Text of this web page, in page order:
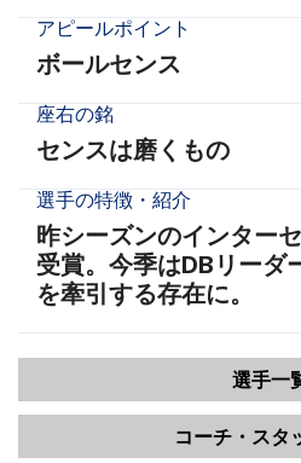
アピールポイント
ボールセンス
座右の銘
センスは磨くもの
選手の特徴・紹介
昨シーズンのインター
受賞。今季はDBリーダ
を牽引する存在に。
選手一
コーチ・スタ